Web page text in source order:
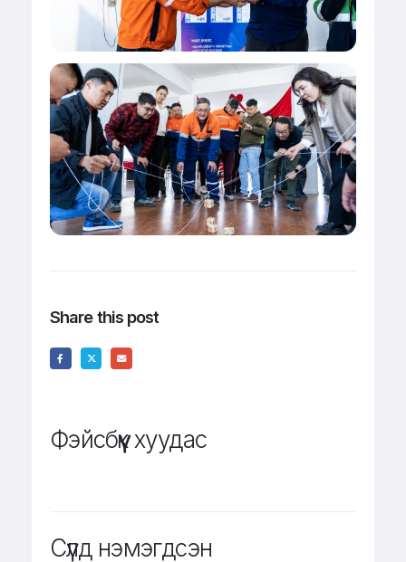
Share this post
Фэйсбүүк хуудас
Сүүлд нэмэгдсэн